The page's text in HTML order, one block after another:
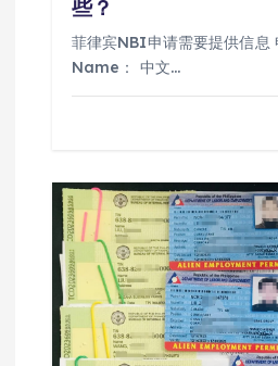
些？
菲律宾NBI申请需要提供信息
Name： 中文…